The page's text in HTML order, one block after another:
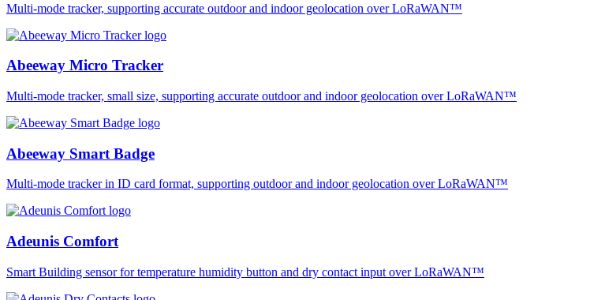
Multi-mode tracker, supporting accurate outdoor and indoor geolocation over LoRaWAN™
Abeeway Micro Tracker
Multi-mode tracker, small size, supporting accurate outdoor and indoor geolocation over LoRaWAN™
Abeeway Smart Badge
Multi-mode tracker in ID card format, supporting outdoor and indoor geolocation over LoRaWAN™
Adeunis Comfort
Smart Building sensor for temperature humidity button and dry contact input over LoRaWAN™